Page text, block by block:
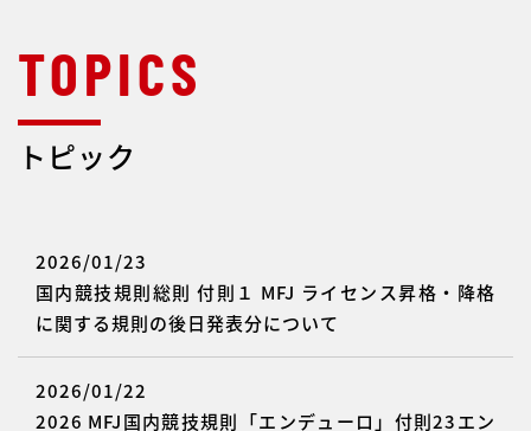
トピック
2026/01/23
国内競技規則総則 付則１ MFJ ライセンス昇格・降格
に関する規則の後日発表分について
2026/01/22
2026 MFJ国内競技規則「エンデューロ」付則23エン